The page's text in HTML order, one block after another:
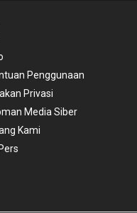
Penggunaan
Privasi
Media Siber
Kami